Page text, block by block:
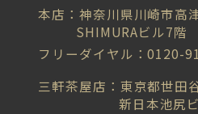
本店：神奈川県川崎市高
SHIMURAビル7階
フリーダイヤル：0120-
三軒茶屋店：東京都世田
新日本池尻